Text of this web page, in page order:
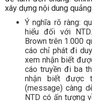
xây dựng nội dung
Ý nghĩa rõ ràng:
hiểu đối với
Brown trên 1.000
cáo chỉ phát đi
xem nhận biết
cáo truyền đi ba
nhận biết được
(message) càng
NTD có ấn tượng